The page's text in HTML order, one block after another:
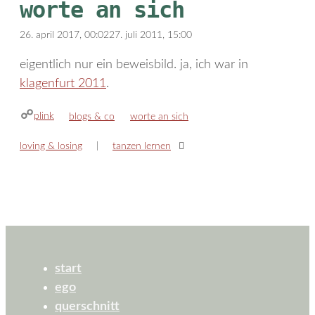
worte an sich
26. april 2017, 00:0227. juli 2011, 15:00
eigentlich nur ein beweisbild. ja, ich war in
klagenfurt 2011 .
plink kategorien
blogs & co schlagwörter
worte an sich
loving & losing tanzen lernen
start
ego
querschnitt